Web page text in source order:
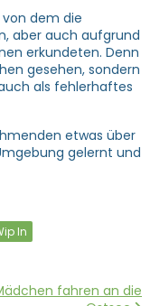
dem die
aber auch aufgrund
erkundeten. Denn
gesehen, sondern
als fehlerhaftes
etwas über
gelernt und
In
fahren an die